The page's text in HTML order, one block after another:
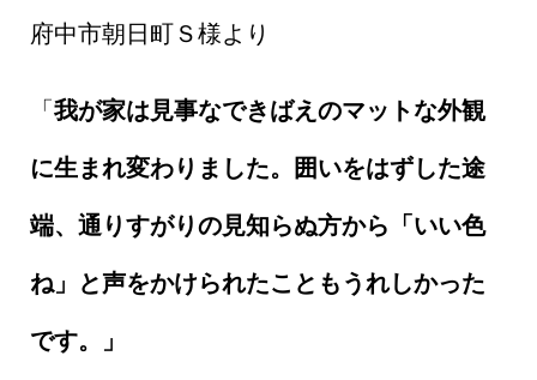
府中市朝日町Ｓ様より
「我が家は見事なできばえのマットな外観
に生まれ変わりました。囲いをはずした途
端、通りすがりの見知らぬ方から「いい色
ね」と声をかけられたこともうれしかった
です。」